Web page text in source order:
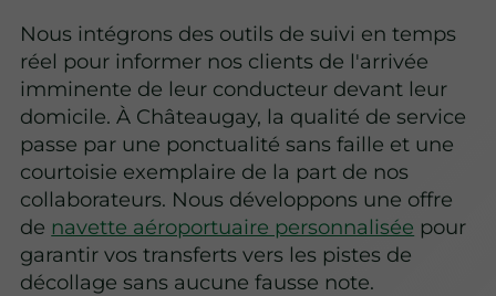
Nous intégrons des outils de suivi en temps
réel pour informer nos clients de l'arrivée
imminente de leur conducteur devant leur
domicile. À Châteaugay, la qualité de service
passe par une ponctualité sans faille et une
courtoisie exemplaire de la part de nos
collaborateurs. Nous développons une offre
de navette aéroportuaire personnalisée pour
garantir vos transferts vers les pistes de
décollage sans aucune fausse note.